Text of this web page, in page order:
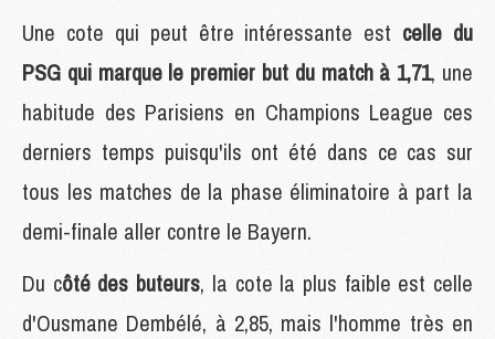
Une cote qui peut être intéressante est celle du
PSG qui marque le premier but du match à 1,71, une
habitude des Parisiens en Champions League ces
derniers temps puisqu'ils ont été dans ce cas sur
tous les matches de la phase éliminatoire à part la
demi-finale aller contre le Bayern.
Du côté des buteurs, la cote la plus faible est celle
d'Ousmane Dembélé, à 2,85, mais l'homme très en